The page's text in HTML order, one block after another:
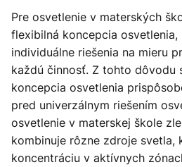
Pre osvetlenie v materských
flexibilná koncepcia
individuálne riešenia na mieru
každú činnosť. Z tohto dôvodu
koncepcia osvetlenia
pred univerzálnym riešením
osvetlenie v materskej škole
kombinuje rôzne zdroje svetla,
koncentráciu v aktívnych